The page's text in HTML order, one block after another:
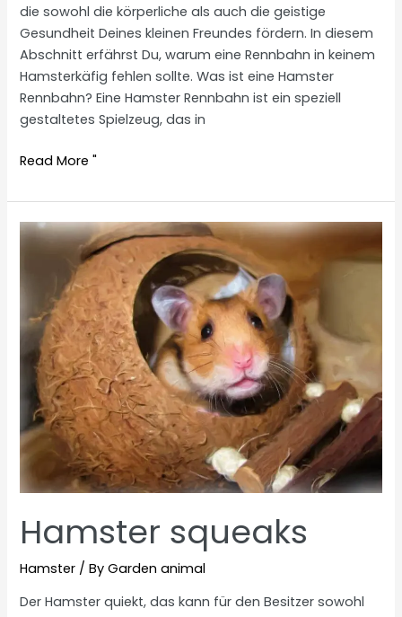
die sowohl die körperliche als auch die geistige
Gesundheit Deines kleinen Freundes fördern. In diesem
Abschnitt erfährst Du, warum eine Rennbahn in keinem
Hamsterkäfig fehlen sollte. Was ist eine Hamster
Rennbahn? Eine Hamster Rennbahn ist ein speziell
gestaltetes Spielzeug, das in
Hamster
Read More "
Hamster squeaks
Hamster / ByGarden animal
Der Hamster quiekt, das kann für den Besitzer sowohl